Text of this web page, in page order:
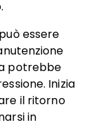
essere
potrebbe
Inizia
il ritorno
in